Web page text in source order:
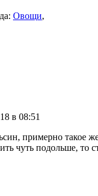
Овощи,
в 08:51
примерно такое
чуть подольше, то